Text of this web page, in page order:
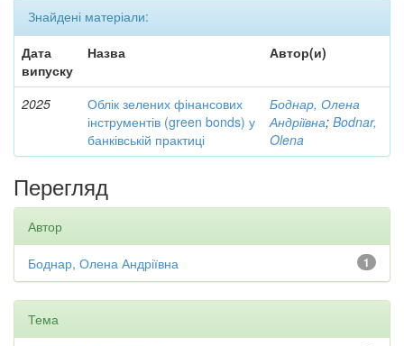
Знайдені матеріали:
Дата
випуску
Назва Автор(и)
2025
Облік зелених фінансових
інструментів (green bonds) у
банківській практиці
Боднар, Олена
Андріївна; Bodnar,
Olena
Перегляд
Автор
1
Боднар, Олена Андріївна
Тема